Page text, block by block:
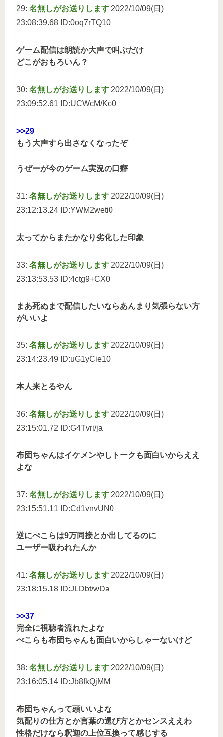
29: 名無しがお送りします 2022/10/09(日)
23:08:39.68 ID:0oq7rTQ10
ゲーム配信は朗読か大声で叫ぶだけ
どこがおもろいん？
30: 名無しがお送りします 2022/10/09(日)
23:09:52.61 ID:UCWcM/Ko0
>>29
もう大声すら出さなくなったぞ
うぜーが今のゲーム実況の口癖
31: 名無しがお送りします 2022/10/09(日)
23:12:13.24 ID:YWM2weti0
太ってからまたかなり劣化した印象
33: 名無しがお送りします 2022/10/09(日)
23:13:53.53 ID:4ctg9+CX0
まあ死ぬまで配信したいならあんまり気張らない方
がいいよ
35: 名無しがお送りします 2022/10/09(日)
23:14:23.49 ID:uG1yCie10
本人来とるやん
36: 名無しがお送りします 2022/10/09(日)
23:15:01.72 ID:G4Tvri/ja
布団ちゃんはイケメンやしトークも面白いからええ
よな
37: 名無しがお送りします 2022/10/09(日)
23:15:51.11 ID:Cd1vnvUN0
逆にぺこらは9万同接とか出してるのに
ユーザー吸われたんか
41: 名無しがお送りします 2022/10/09(日)
23:18:15.18 ID:JLDbt/wDa
>>37
完全に視聴者流れたよな
ぺこらも布団ちゃんも面白いからしゃーないけど
38: 名無しがお送りします 2022/10/09(日)
23:16:05.14 ID:Jb8fkQjMM
布団ちゃんって頭いいよな
気配りの仕方とか言葉の選び方とかセンスええわ
性格だけなら釈迦の上位互換って感じする